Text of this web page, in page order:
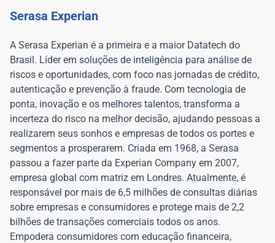
Serasa Experian
A Serasa Experian é a primeira e a maior Datatech do
Brasil. Líder em soluções de inteligência para análise de
riscos e oportunidades, com foco nas jornadas de crédito,
autenticação e prevenção à fraude. Com tecnologia de
ponta, inovação e os melhores talentos, transforma a
incerteza do risco na melhor decisão, ajudando pessoas a
realizarem seus sonhos e empresas de todos os portes e
segmentos a prosperarem. Criada em 1968, a Serasa
passou a fazer parte da Experian Company em 2007,
empresa global com matriz em Londres. Atualmente, é
responsável por mais de 6,5 milhões de consultas diárias
sobre empresas e consumidores e protege mais de 2,2
bilhões de transações comerciais todos os anos.
Empodera consumidores com educação financeira,